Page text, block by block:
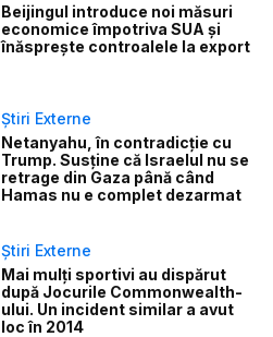
Beijingul introduce noi măsuri
economice împotriva SUA și
înăsprește controalele la export
Știri Externe
Netanyahu, în contradicție cu
Trump. Susține că Israelul nu se
retrage din Gaza până când
Hamas nu e complet dezarmat
Știri Externe
Mai mulți sportivi au dispărut
după Jocurile Commonwealth-
ului. Un incident similar a avut
loc în 2014